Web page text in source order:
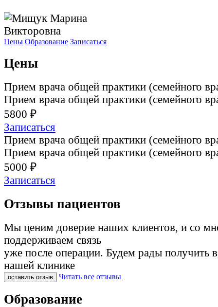
Цены Образование Записаться
Цены
Прием врача общей практики (семейного
Прием врача общей практики (семейного
5800 ₽
Записаться
Прием врача общей практики (семейного
Прием врача общей практики (семейного
5000 ₽
Записаться
Отзывы пациентов
Мы ценим доверие наших клиентов, и со
поддерживаем связь
уже после операции. Будем рады получить
нашей клинике
оставить отзыв Читать все отзывы
Образование